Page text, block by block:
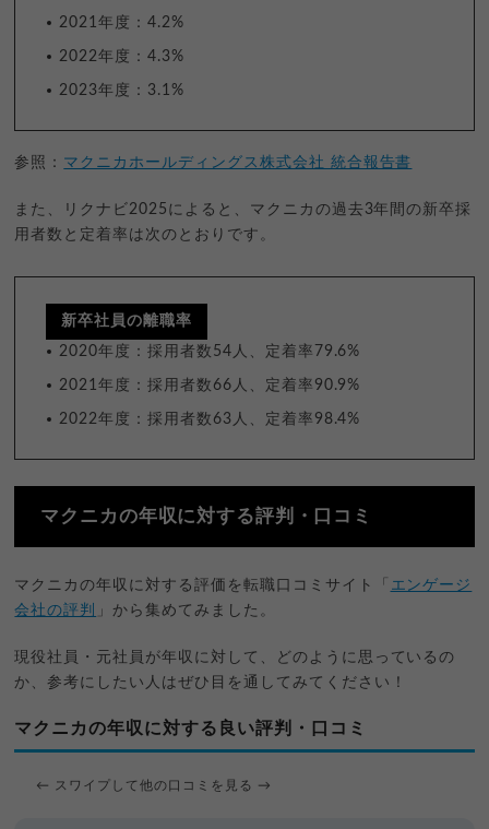
2021年度：4.2%
2022年度：4.3%
2023年度：3.1%
参照： マクニカホールディングス株式会社 統合報告書
また、リクナビ2025によると、マクニカの過去3年間の新卒採
用者数と定着率は次のとおりです。
新卒社員の離職率
2020年度：採用者数54人、定着率79.6%
2021年度：採用者数66人、定着率90.9%
2022年度：採用者数63人、定着率98.4%
マクニカの年収に対する評判・口コミ
マクニカの年収に対する評価を転職口コミサイト「 エンゲージ
会社の評判
」から集めてみました。
現役社員・元社員が年収に対して、どのように思っているの
か、参考にしたい人はぜひ目を通してみてください！
マクニカの年収に対する良い評判・口コミ
← スワイプして他の口コミを見る →